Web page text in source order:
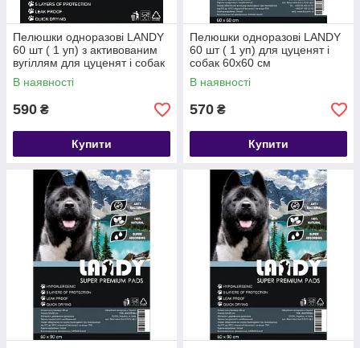
Пелюшки одноразові LANDY
60 шт ( 1 уп) з активованим
вугіллям для цуценят і собак
60х60 см
В наявності
590 ₴
Купити
Пелюшки одноразові LANDY
60 шт ( 1 уп) для цуценят і
собак 60х60 см
В наявності
570 ₴
Купити